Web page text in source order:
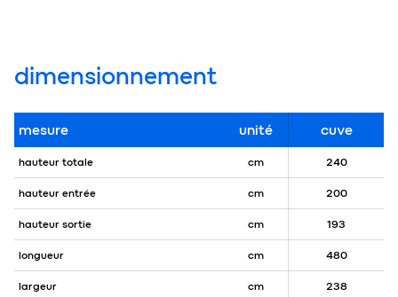
dimensionnement
mesure unité cuve
hauteur totale cm 240
hauteur entrée cm 200
hauteur sortie cm 193
longueur cm 480
largeur cm 238